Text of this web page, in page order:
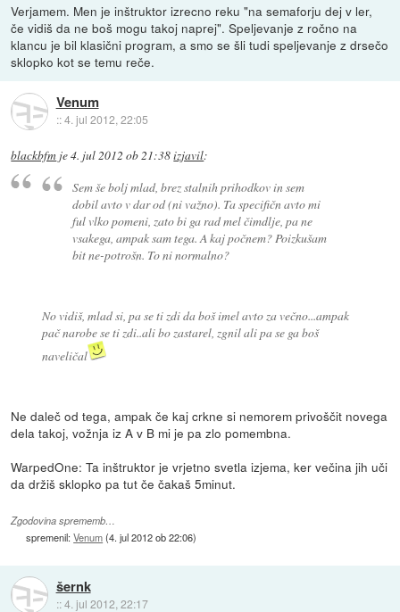
Verjamem. Men je inštruktor izrecno reku "na semaforju dej v ler,
če vidiš da ne boš mogu takoj naprej". Speljevanje z ročno na
klancu je bil klasični program, a smo se šli tudi speljevanje z drsečo
sklopko kot se temu reče.
Venum
::4. jul 2012, 22:05
blackbfm je4. jul 2012 ob 21:38izjavil:
Sem še bolj mlad, brez stalnih prihodkov in sem
dobil avto v dar od (ni važno). Ta specifičn avto mi
ful vlko pomeni, zato bi ga rad mel čimdlje, pa ne
vsakega, ampak sam tega. A kaj počnem? Poizkušam
bit ne-potrošn. To ni normalno?
No vidiš, mlad si, pa se ti zdi da boš imel avto za večno...ampak
pač narobe se ti zdi..ali bo zastarel, zgnil ali pa se ga boš
naveličal
Ne daleč od tega, ampak če kaj crkne si nemorem privoščit novega
dela takoj, vožnja iz A v B mi je pa zlo pomembna.
WarpedOne: Ta inštruktor je vrjetno svetla izjema, ker večina jih uči
da držiš sklopko pa tut če čakaš 5minut.
Zgodovina sprememb…
spremenil:Venum(4. jul 2012 ob 22:06)
šernk
::4. jul 2012, 22:17